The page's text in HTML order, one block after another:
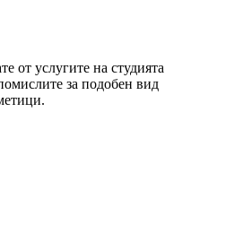
от услугите на студията
за подобен вид